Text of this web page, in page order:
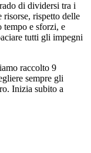
di dividersi tra i
rispetto delle
tempo e sforzi, e
tutti gli impegni
raccolto 9
sempre gli
Inizia subito a